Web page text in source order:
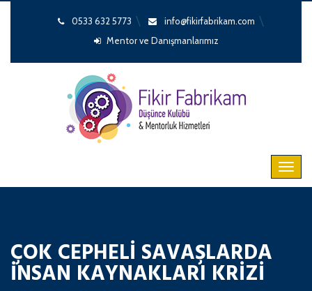
0533 632 5773
info@fikirfabrikam.com
Mentor ve Danışmanlarımız
ÇOK CEPHELİ SAVAŞLARDA
İNSAN KAYNAKLARI KRİZİ